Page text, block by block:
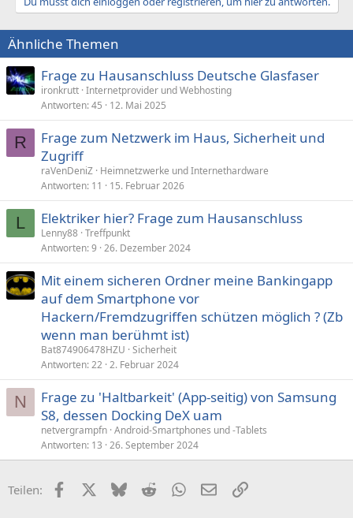
Ähnliche Themen
Frage zu Hausanschluss Deutsche Glasfaser
ironkrutt Internetprovider und Webhosting
Antworten 45 12. Mai 2025
R
Frage zum Netzwerk im Haus, Sicherheit und
Zugriff
raVenDeniZ Heimnetzwerke und Internethardware
Antworten 11 15. Februar 2026
L Elektriker hier? Frage zum Hausanschluss
Lenny88 Treffpunkt
Antworten 9 26. Dezember 2024
Mit einem sicheren Ordner meine Bankingapp
auf dem Smartphone vor
Hackern/Fremdzugriffen schützen möglich ? (Zb
wenn man berühmt ist)
Bat874906478HZU Sicherheit
Antworten 22 2. Februar 2024
N
Frage zu 'Haltbarkeit' (App-seitig) von Samsung
S8, dessen Docking DeX uam
netvergrampfn Android-Smartphones und -Tablets
Antworten 13 26. September 2024
Teilen: FacebookX (Twitter)
BlueskyRedditWhatsApp
E-MailLink